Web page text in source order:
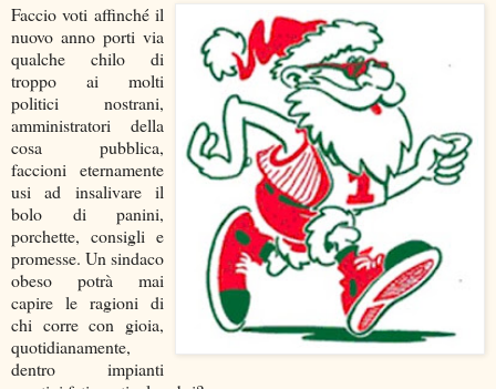
Faccio voti affinché il
nuovo anno porti via
qualche chilo di
troppo ai molti
politici nostrani,
amministratori della
cosa pubblica,
faccioni eternamente
usi ad insalivare il
bolo di panini,
porchette, consigli e
promesse. Un sindaco
obeso potrà mai
capire le ragioni di
chi corre con gioia,
quotidianamente,
dentro impianti